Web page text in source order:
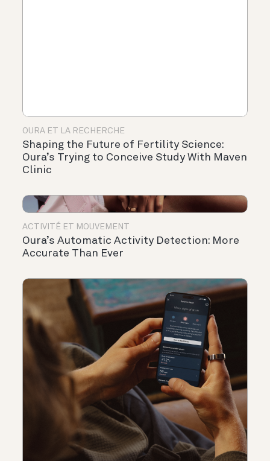
OURA ET LA RECHERCHE
Shaping the Future of Fertility Science:
Oura’s Trying to Conceive Study With Maven
Clinic
ACTIVITÉ ET MOUVEMENT
Oura’s Automatic Activity Detection: More
Accurate Than Ever